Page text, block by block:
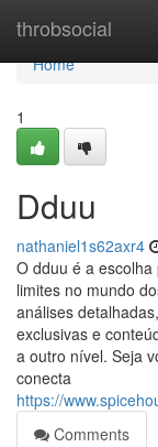
throbsocial
Home
Home
1
Dduu
nathaniel1s62axr4
O dduu é a
limites no mundo
análises
exclusivas e
a outro nível. Seja
conecta
https://
Comments